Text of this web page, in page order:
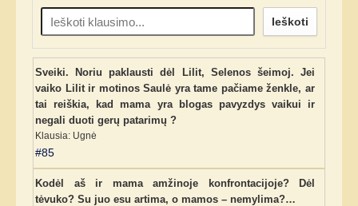
Ieškoti
Sveiki. Noriu paklausti dėl Lilit, Selenos šeimoj. Jei
vaiko Lilit ir motinos Saulė yra tame pačiame ženkle, ar
tai reiškia, kad mama yra blogas pavyzdys vaikui ir
negali duoti gerų patarimų ?
Klausia: Ugnė
#85
Kodėl aš ir mama amžinoje konfrontacijoje? Dėl
tėvuko? Su juo esu artima, o mamos – nemylima?…